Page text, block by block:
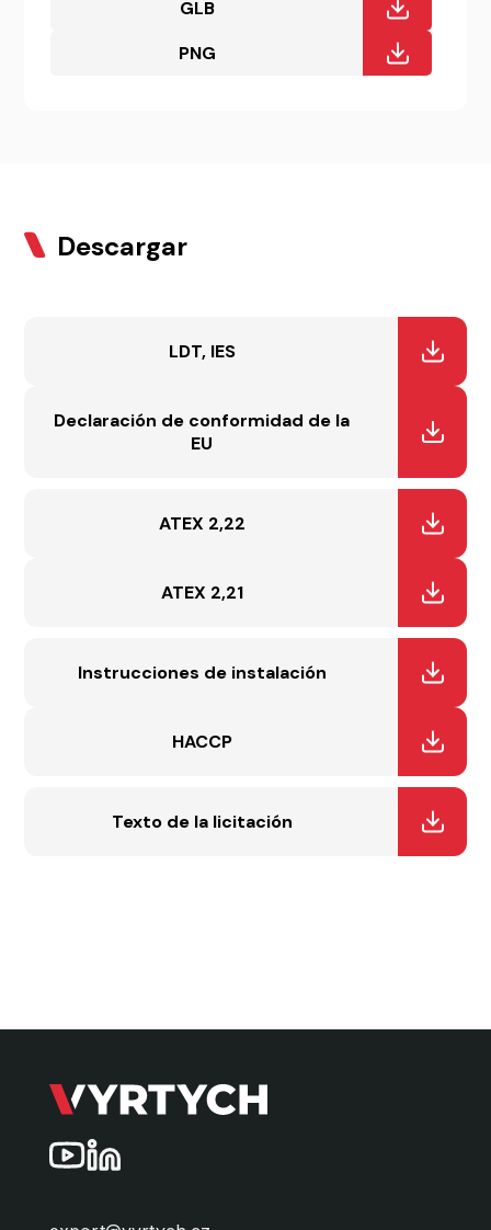
GLB
PNG
Descargar
LDT, IES
Declaración de conformidad de la
EU
ATEX 2,22
ATEX 2,21
Instrucciones de instalación
HACCP
Texto de la licitación